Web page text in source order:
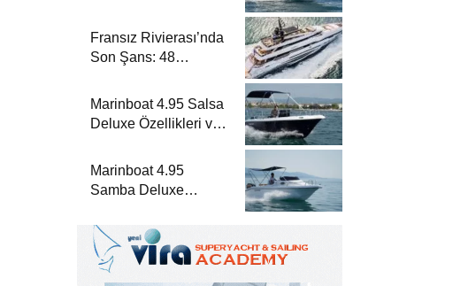
Fransız Rivierası’nda
Son Şans: 48
Mükemmel Bir Yat
Tatili
Marinboat 4.95 Salsa
Deluxe Özellikleri ve
Lüks Tekne
Marinboat 4.95
Samba Deluxe
– A Sınıfı Lüks Tekne